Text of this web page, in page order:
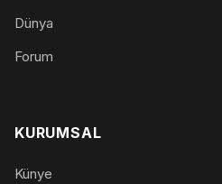
Dünya
Forum
KURUMSAL
Künye